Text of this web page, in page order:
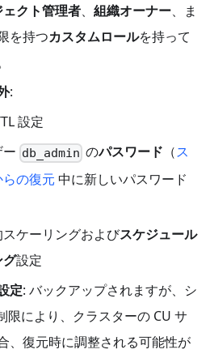
ェクト管理者、 組織オーナー、ま
を持つカスタムロールを持って
:
設定
db_admin のパスワード （ス
の復元 中に新しいパスワード
ケーリングおよびスケジュール
グ設定
定: バックアップされますが、シ
限により、クラスターの CU サ
、復元時に調整される可能性が